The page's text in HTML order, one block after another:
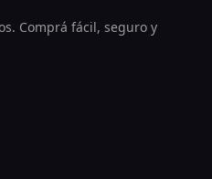
Comprá fácil, seguro y